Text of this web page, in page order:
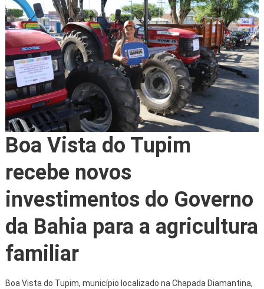
Boa Vista do Tupim
recebe novos
investimentos do Governo
da Bahia para a agricultura
familiar
Boa Vista do Tupim, município localizado na Chapada Diamantina,